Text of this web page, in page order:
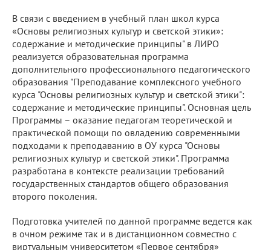
В связи с введением в учебный план школ курса
«Основы религиозных культур и светской этики»:
содержание и методические принципы" в ЛИРО
реализуется образовательная программа
дополнительного профессионального педагогического
образования "Преподавание комплексного учебного
курса "Основы религиозных культур и светской этики":
содержание и методические принципы". Основная цель
Программы – оказание педагогам теоретической и
практической помощи по овладению современными
подходами к преподаванию в ОУ курса "Основы
религиозных культур и светской этики". Программа
разработана в контексте реализации требований
государственных стандартов общего образования
второго поколения.
Подготовка учителей по данной программе ведется как
в очном режиме так и в дистанционном совместно с
виртуальным университетом «Первое сентября»